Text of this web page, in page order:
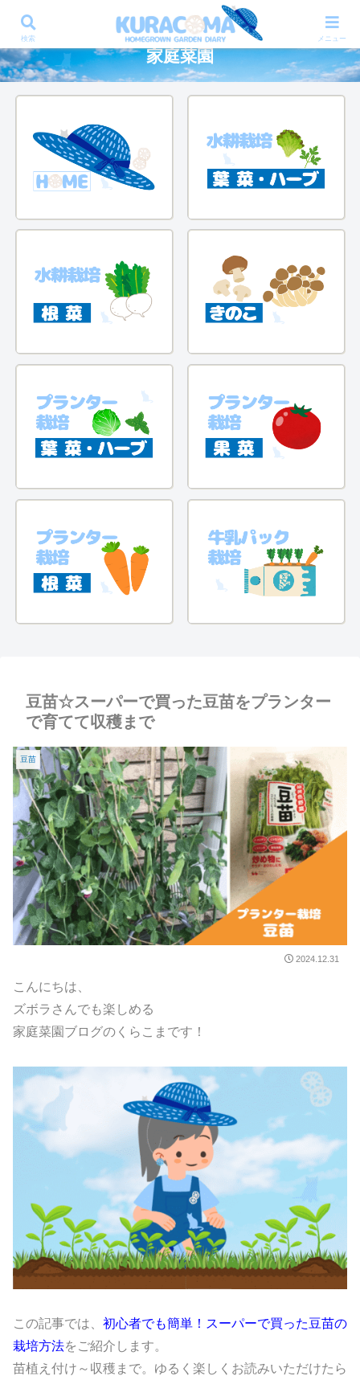
失敗も楽しむ、ズボラさんでも楽しめる
家庭菜園
豆苗☆スーパーで買った豆苗をプランター
で育てて収穫まで
豆苗
2024.12.31
こんにちは、
ズボラさんでも楽しめる
家庭菜園ブログのくらこまです！
この記事では、 初心者でも簡単！ スーパーで買った豆苗の
栽培方法をご紹介します。
苗植え付け～収穫まで。 ゆるく楽しくお読みいただけたら
検索 メニュー